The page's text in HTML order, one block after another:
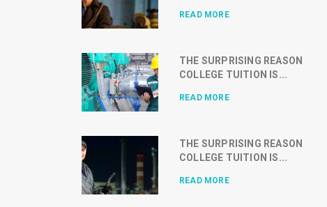
READ MORE
THE SURPRISING REASON
COLLEGE TUITION IS...
READ MORE
THE SURPRISING REASON
COLLEGE TUITION IS...
READ MORE